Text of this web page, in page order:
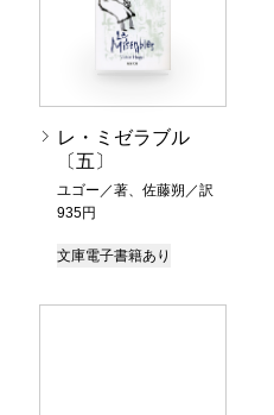
レ・ミゼラブル
〔五〕
ユゴー／著、佐藤朔／訳
935円
文庫電子書籍あり